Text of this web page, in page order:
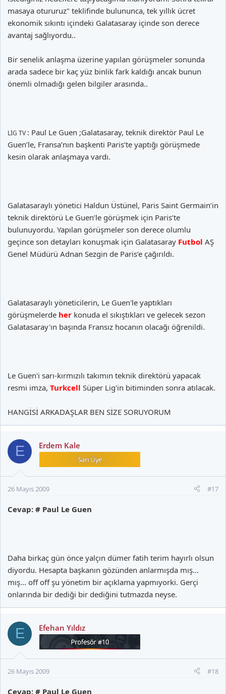
masaya otururuz" teklifinde bulununca, tek yıllık ücret
ekonomik sıkıntı içindeki Galatasaray içinde son derece
avantaj sağlıyordu..
Bir senelik anlaşma üzerine yapılan görüşmeler sonunda
arada sadece bir kaç yüz binlik fark kaldığı ancak bunun
önemli olmadığı gelen bilgiler arasında..
LİG TV : Paul Le Guen ;Galatasaray, teknik direktör Paul Le
Guen’le, Fransa’nın başkenti Paris’te yaptığı görüşmede
kesin olarak anlaşmaya vardı.
Galatasaraylı yönetici Haldun Üstünel, Paris Saint Germain’in
teknik direktörü Le Guen’le görüşmek için Paris’te
bulunuyordu. Yapılan görüşmeler son derece olumlu
geçince son detayları konuşmak için Galatasaray Futbol AŞ
Genel Müdürü Adnan Sezgin de Paris’e çağırıldı.
Galatasaraylı yöneticilerin, Le Guen'le yaptıkları
görüşmelerde her konuda el sıkıştıkları ve gelecek sezon
Galatasaray'ın başında Fransız hocanın olacağı öğrenildi.
Le Guen'i sarı-kırmızılı takımın teknik direktörü yapacak
resmi imza, Turkcell Süper Lig'in bitiminden sonra atılacak.
HANGİSİ ARKADAŞLAR BEN SİZE SORUYORUM
E Erdem Kale
26 Mayıs 2009 #17
Cevap: # Paul Le Guen
Daha birkaç gün önce yalçın dümer fatih terim hayırlı olsun
diyordu. Hesapta başkanın gözünden anlarmışda mış...
mış... off off şu yönetim bir açıklama yapmıyorki. Gerçi
onlarında bir dediği bir dediğini tutmazda neyse.
E Efehan Yıldız
26 Mayıs 2009 #18
Cevap: # Paul Le Guen